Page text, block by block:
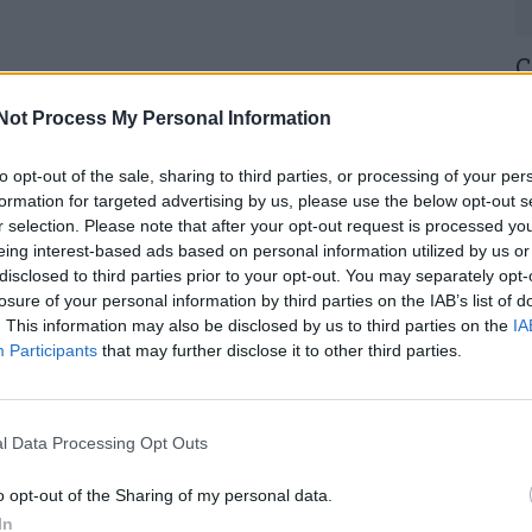
Process My Personal Information
opt-out of the sale, sharing to third parties, or processing of your
for targeted advertising by us, please use the below opt-out
selection. Please note that after your opt-out request is processed
interest-based ads based on personal information utilized by us
to third parties prior to your opt-out. You may separately
of your personal information by third parties on the IAB’s list of
This information may also be disclosed by us to third parties on the
Participants that may further disclose it to other third parties.
Data Processing Opt Outs
opt-out of the Sharing of my personal data.